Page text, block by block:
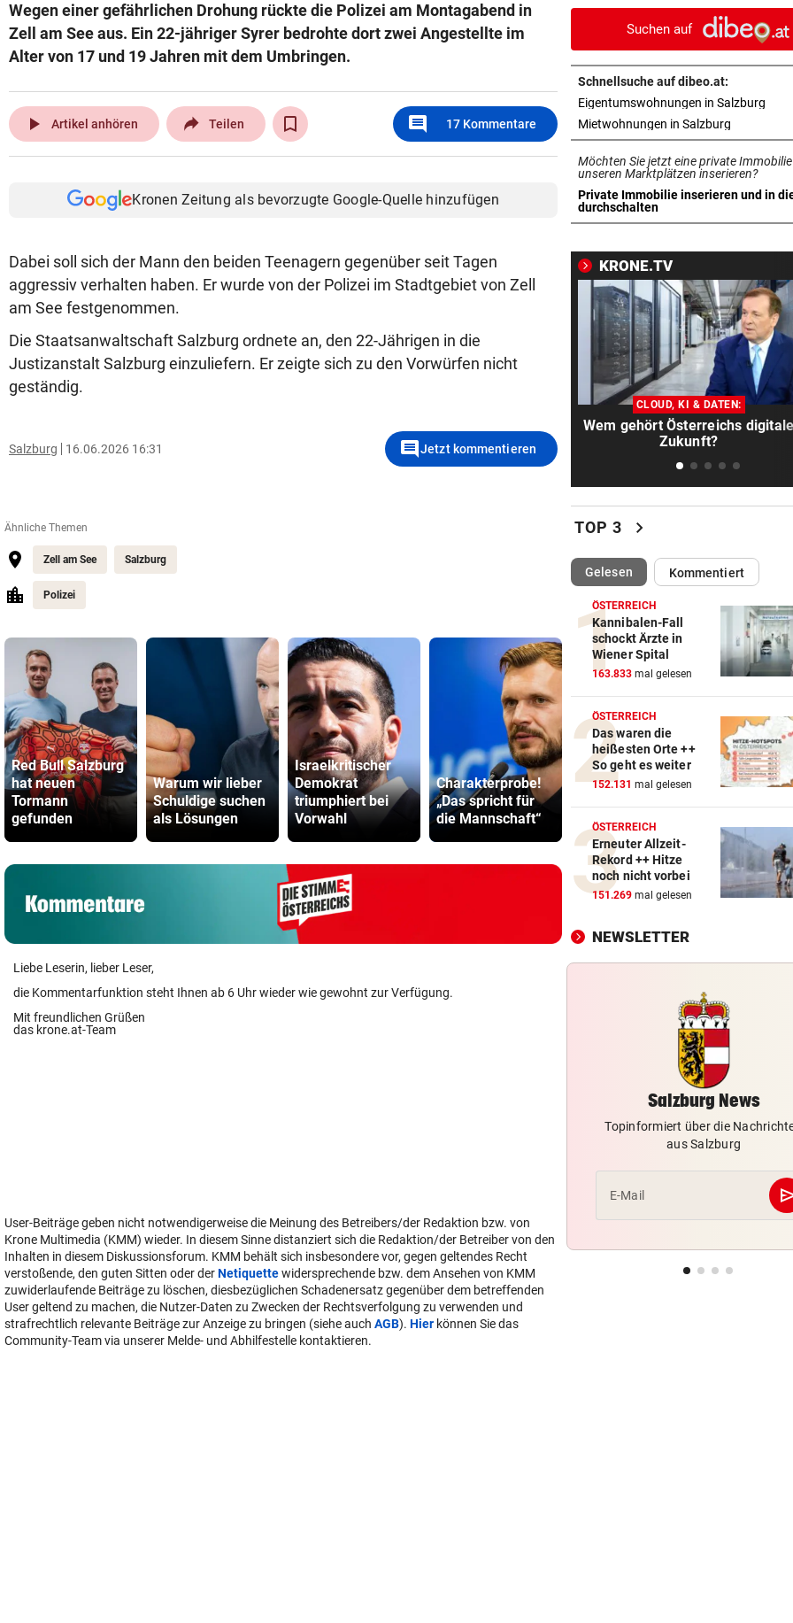
Wegen einer gefährlichen Drohung rückte die Polizei am Montagabend in
Zell am See aus. Ein 22-jähriger Syrer bedrohte dort zwei Angestellte im
Alter von 17 und 19 Jahren mit dem Umbringen.
play_arrow Artikel anhören Teilen comment 17 Kommentare
Kronen Zeitung als bevorzugte Google-Quelle hinzufügen
Dabei soll sich der Mann den beiden Teenagern gegenüber seit Tagen
aggressiv verhalten haben. Er wurde von der Polizei im Stadtgebiet von Zell
am See festgenommen.
Die Staatsanwaltschaft Salzburg ordnete an, den 22-Jährigen in die
Justizanstalt Salzburg einzuliefern. Er zeigte sich zu den Vorwürfen nicht
geständig.
Salzburg 16.06.2026 16:31 commentJetzt kommentieren
Ähnliche Themen
Zell am See Salzburg
Polizei
Red Bull Salzburg
hat neuen
Tormann
gefunden
Warum wir lieber
Schuldige suchen
als Lösungen
Israelkritischer
Demokrat
triumphiert bei
Vorwahl
Charakterprobe!
„Das spricht für
die Mannschaft“
So wird das
Rekord-Hitzetag
500 Helfer
kämpfen
Liebe Leserin, lieber Leser,
die Kommentarfunktion steht Ihnen ab 6 Uhr wieder wie gewohnt zur Verfügung.
Mit freundlichen Grüßen
das krone.at-Team
User-Beiträge geben nicht notwendigerweise die Meinung des Betreibers/der Redaktion bzw. von
Krone Multimedia (KMM) wieder. In diesem Sinne distanziert sich die Redaktion/der Betreiber von den
Inhalten in diesem Diskussionsforum. KMM behält sich insbesondere vor, gegen geltendes Recht
verstoßende, den guten Sitten oder derNetiquettewidersprechende bzw. dem Ansehen von KMM
zuwiderlaufende Beiträge zu löschen, diesbezüglichen Schadenersatz gegenüber dem betreffenden
User geltend zu machen, die Nutzer-Daten zu Zwecken der Rechtsverfolgung zu verwenden und
strafrechtlich relevante Beiträge zur Anzeige zu bringen (siehe auch AGB). Hier können Sie das
Community-Team via unserer Melde- und Abhilfestelle kontaktieren.
diese Liga!“
15 JAHRE HAFT vor
Terrorist jammerte bei
„Bin geheilt“
RALF WIRD OPA!
David und Vivien
erwarten erstes Baby!
WIE ANGEKÜNDIGT
jungem Kanadier
SENIOR UND PFLEGERIN vor 11
Höhere Strafen für
aus Verzweiflung
FERIENENDE IM NORDEN vor
„Starker Reiseverkehr“:
Alarm am Wochenende
Hoteldiebin (41) in flagranti
Gast erwischt
VORAB BEZAHLT vor
Pongauer (55) über Online-
dreist abgezockt
Luca Karl schwimmt bei EM
km zu Rang neun
EINE PERSON VERLETZT vor
Auto kollidierte auf
mit Postbus
TEENAGER RUTSCHTE AUS vor
Einheimischer stürzte im
GEOLOGE ERKLÄRT
Hitze und Starkregen lassen
BEWOHNER EINGESPERRT
Muren schnitten Ortsteil von
Außenwelt ab
Suchen auf
Schnellsuche auf dibeo.at:
Eigentumswohnungen in Salzburg
Mietwohnungen in Salzburg
Möchten Sie jetzt eine private
unseren Marktplätzen inserieren?
Private Immobilie inserieren und in
durchschalten
in neuem Tab öffnen
KRONE.TV
CLOUD, KI & DATEN:
Wem gehört Österreichs digitale
Zukunft?
TOP 3 chevron_right
Gelesen(ausgewählt)Kommentiert
ÖSTERREICH
Kannibalen-Fall
schockt Ärzte in
Wiener Spital
163.833 mal gelesen
ÖSTERREICH
Das waren die
heißesten Orte ++
So geht es weiter
152.131 mal gelesen
ÖSTERREICH
Erneuter Allzeit-
Rekord ++ Hitze
noch nicht vorbei
151.269 mal gelesen
NEWSLETTER
Salzburg News
Topinformiert über die
aus Salzburg
E-Mail